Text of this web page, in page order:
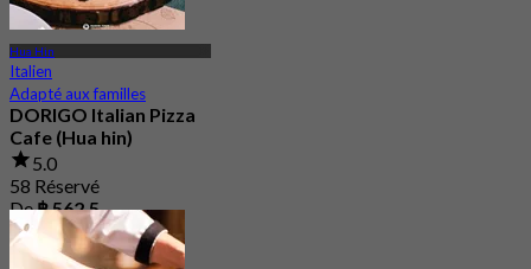
Hua Hin
Italien
Adapté aux familles
DORIGO Italian Pizza
Cafe (Hua hin)
5.0
58 Réservé
De฿ 562.5